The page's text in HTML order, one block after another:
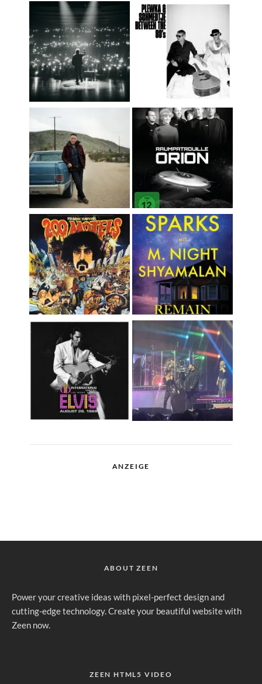
ANZEIGE
ABOUT ZEEN
Power your creative ideas with pixel-perfect design and
cutting-edge technology. Create your beautiful website with
Zeen now.
ZEEN HTML5 VIDEO